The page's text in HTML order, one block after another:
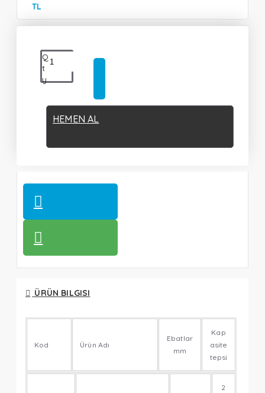
TL
Q
t
y
HEMEN AL
ÜRÜN BILGISI
Kod Ürün Adı
Ebatlar
mm
Kap
asite
tepsi
2